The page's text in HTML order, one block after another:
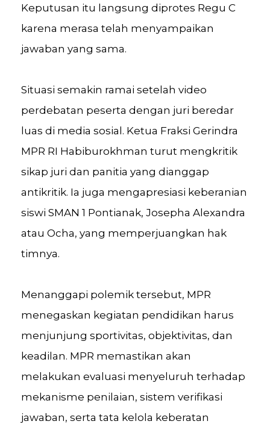
Keputusan itu langsung diprotes Regu C
karena merasa telah menyampaikan
jawaban yang sama.
Situasi semakin ramai setelah video
perdebatan peserta dengan juri beredar
luas di media sosial. Ketua Fraksi Gerindra
MPR RI Habiburokhman turut mengkritik
sikap juri dan panitia yang dianggap
antikritik. Ia juga mengapresiasi keberanian
siswi SMAN 1 Pontianak, Josepha Alexandra
atau Ocha, yang memperjuangkan hak
timnya.
Menanggapi polemik tersebut, MPR
menegaskan kegiatan pendidikan harus
menjunjung sportivitas, objektivitas, dan
keadilan. MPR memastikan akan
melakukan evaluasi menyeluruh terhadap
mekanisme penilaian, sistem verifikasi
jawaban, serta tata kelola keberatan